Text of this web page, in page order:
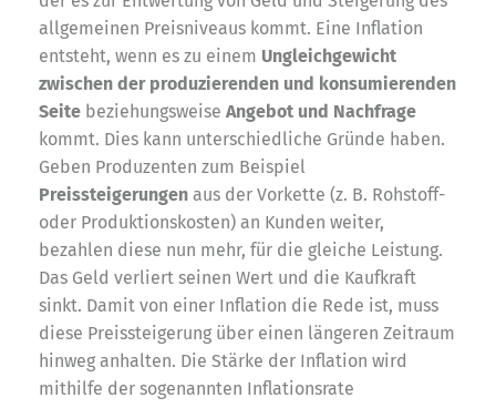
allgemeinen Preisniveaus kommt. Eine Inflation
entsteht, wenn es zu einem Ungleichgewicht
zwischen der produzierenden und konsumierenden
Seite beziehungsweise Angebot und Nachfrage
kommt. Dies kann unterschiedliche Gründe haben.
Geben Produzenten zum Beispiel
Preissteigerungen aus der Vorkette (z. B. Rohstoff-
oder Produktionskosten) an Kunden weiter,
bezahlen diese nun mehr, für die gleiche Leistung.
Das Geld verliert seinen Wert und die Kaufkraft
sinkt. Damit von einer Inflation die Rede ist, muss
diese Preissteigerung über einen längeren Zeitraum
hinweg anhalten. Die Stärke der Inflation wird
mithilfe der sogenannten Inflationsrate